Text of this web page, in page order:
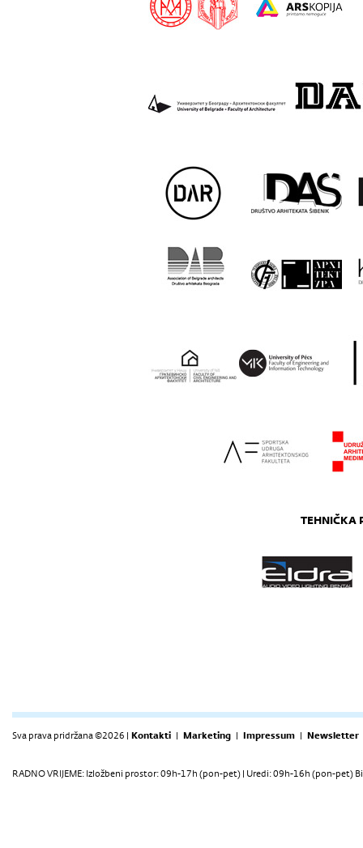
TEHNIČKA
Sva prava pridržana ©2026 | Kontakti | Marketing | Impressum | Newsletter
RADNO VRIJEME: Izložbeni prostor: 09h-17h (pon-pet) | Uredi: 09h-16h (pon-pet)